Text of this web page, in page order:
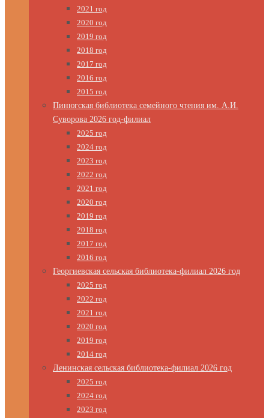
2021 год
2020 год
2019 год
2018 год
2017 год
2016 год
2015 год
Пинюгская библиотека семейного чтения им. А.И.
Суворова 2026 год-филиал
2025 год
2024 год
2023 год
2022 год
2021 год
2020 год
2019 год
2018 год
2017 год
2016 год
Георгиевская сельская библиотека-филиал 2026 год
2025 год
2022 год
2021 год
2020 год
2019 год
2014 год
Ленинская сельская библиотека-филиал 2026 год
2025 год
2024 год
2023 год